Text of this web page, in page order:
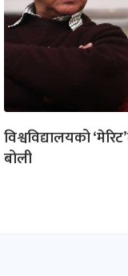
विश्वविद्यालयको
बोली